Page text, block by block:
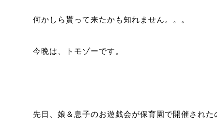
何かしら貰って来たかも知れません。。。
今晩は、トモゾーです。
先日、娘＆息子のお遊戯会が保育園で開催され